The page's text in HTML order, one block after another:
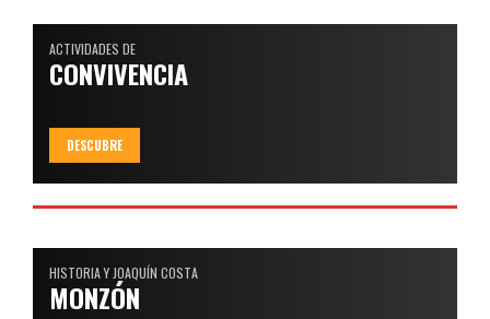
ACTIVIDADES DE
CONVIVENCIA
DESCUBRE
HISTORIA Y JOAQUÍN COSTA
MONZÓN